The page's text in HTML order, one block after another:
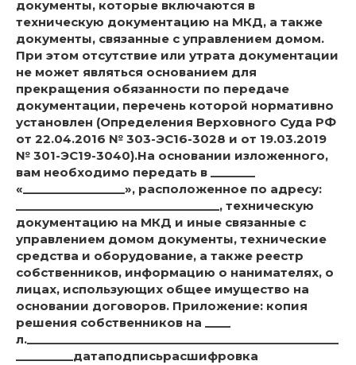
документы, которые включаются в
техническую документацию на МКД, а также
документы, связанные с управлением домом.
При этом отсутствие или утрата документации
не может являться основанием для
прекращения обязанности по передаче
документации, перечень которой нормативно
установлен (Определения Верховного Суда РФ
от 22.04.2016 № 303-ЭС16-3028 и от 19.03.2019
№ 301-ЭС19-3040).На основании изложенного,
вам необходимо передать в _______
«________________», расположенное по адресу:
________________________________, техническую
документацию на МКД и иные связанные с
управлением домом документы, технические
средства и оборудование, а также реестр
собственников, информацию о нанимателях, о
лицах, использующих общее имущество на
основании договоров. Приложение: копия
решения собственников на ____
л._________________________________________________
_________датаподписьрасшифровка